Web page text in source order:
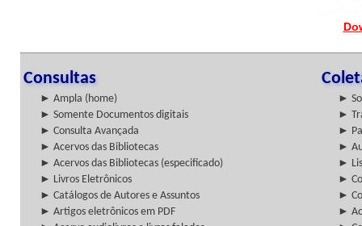
Consultas
► Ampla (home)
►
► Somente Documentos digitais
►
► Consulta Avançada
►
► Acervos das Bibliotecas
►
► Acervos das Bibliotecas (especificado)
►
► Livros Eletrônicos
►
► Catálogos de Autores e Assuntos
►
► Artigos eletrônicos em PDF
►